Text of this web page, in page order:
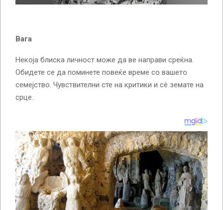
Вага
Некоја блиска личност може да ве направи среќна.
Обидете се да поминете повеќе време со вашето
семејство. Чувствителни сте на критики и сè земате на
срце.